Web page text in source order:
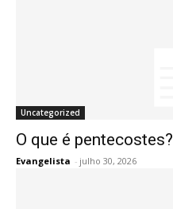
Uncategorized
O que é pentecostes?
Evangelista - julho 30, 2026